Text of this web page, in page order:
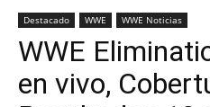
Destacado WWE WWE Noticias
WWE
en vivo,